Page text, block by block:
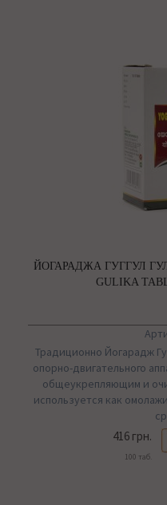
ЙОГАРАДЖА ГУГГУЛ
GULIKA
Традиционно Йогарадж
опорно-двигательного
общеукрепляющим и
используется как
416 грн.
100 таб.